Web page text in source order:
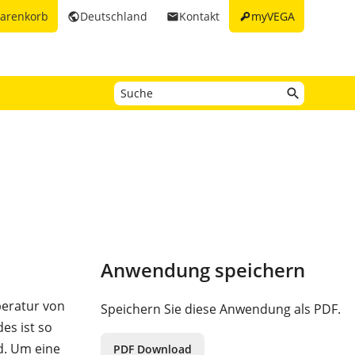
keymyVEGA
emailKontakt
publicDeutschland
von
ist so
Um eine
Anwendung speichern
Speichern Sie diese Anwendung als PDF.
PDF Download